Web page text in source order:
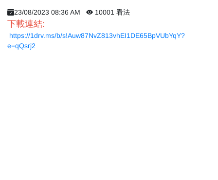
23/08/2023 08:36 AM 10001 看法
下載連結:
https://1drv.ms/b/s!Auw87NvZ813vhEI1DE65BpVUbYqY?
e=qQsrj2